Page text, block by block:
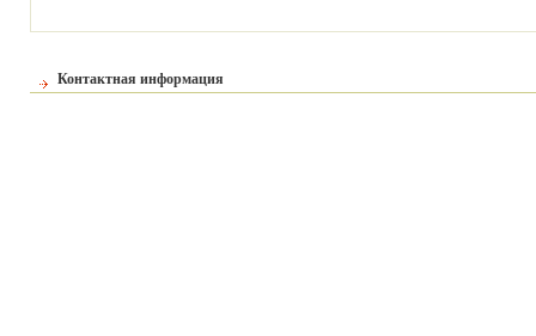
Контактная информация